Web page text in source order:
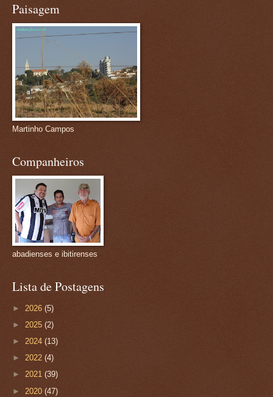
Paisagem
Martinho Campos
Companheiros
abadienses e ibitirenses
Lista de Postagens
► 2026 (5)
► 2025 (2)
► 2024 (13)
► 2022 (4)
► 2021 (39)
► 2020 (47)